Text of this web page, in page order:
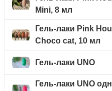
Mini, 8 мл
Гель-лаки Pink
Choco cat, 10 мл
Гель-лаки UNO
Гель-лаки UNO